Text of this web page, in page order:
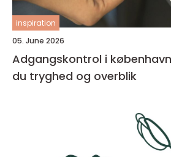
inspiration
05. June 2026
Adgangskontrol i
du tryghed og overblik